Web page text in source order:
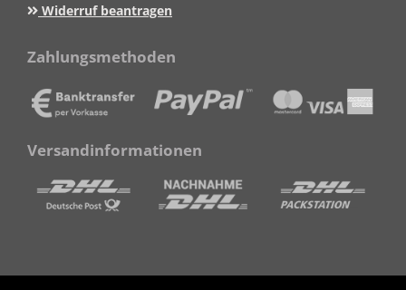
Widerruf beantragen
Zahlungsmethoden
Versandinformationen